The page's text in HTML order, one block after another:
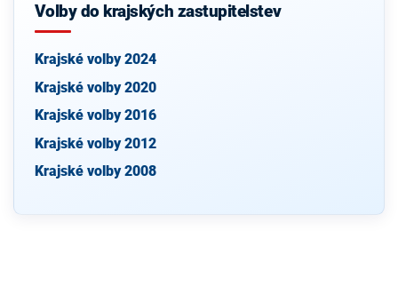
Volby do krajských zastupitelstev
Krajské volby 2024
Krajské volby 2020
Krajské volby 2016
Krajské volby 2012
Krajské volby 2008